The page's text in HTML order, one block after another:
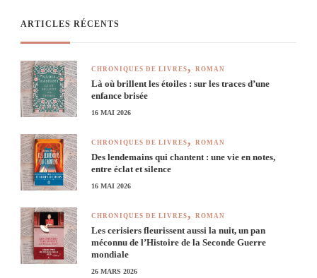
ARTICLES RÉCENTS
CHRONIQUES DE LIVRES ROMAN
Là où brillent les étoiles : sur les traces d’une
enfance brisée
16 MAI 2026
CHRONIQUES DE LIVRES ROMAN
Des lendemains qui chantent : une vie en notes,
entre éclat et silence
16 MAI 2026
CHRONIQUES DE LIVRES ROMAN
Les cerisiers fleurissent aussi la nuit, un pan
méconnu de l’Histoire de la Seconde Guerre
mondiale
26 MARS 2026